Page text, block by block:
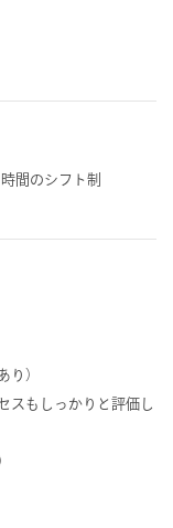
間のシフト制
り）
スもしっかりと評価し